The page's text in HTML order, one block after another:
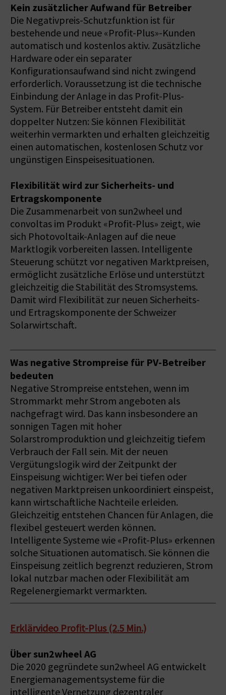
Kein zusätzlicher Aufwand für Betreiber
Die Negativpreis-Schutzfunktion ist für
bestehende und neue «Profit-Plus»-Kunden
automatisch und kostenlos aktiv. Zusätzliche
Hardware oder ein separater
Konfigurationsaufwand sind nicht zwingend
erforderlich. Voraussetzung ist die technische
Einbindung der Anlage in das Profit-Plus-
System. Für Betreiber entsteht damit ein
doppelter Nutzen: Sie können Flexibilität
weiterhin vermarkten und erhalten gleichzeitig
einen automatischen, kostenlosen Schutz vor
ungünstigen Einspeisesituationen.
Flexibilität wird zur Sicherheits- und
Ertragskomponente
Die Zusammenarbeit von sun2wheel und
convoltas im Produkt «Profit-Plus» zeigt, wie
sich Photovoltaik-Anlagen auf die neue
Marktlogik vorbereiten lassen. Intelligente
Steuerung schützt vor negativen Marktpreisen,
ermöglicht zusätzliche Erlöse und unterstützt
gleichzeitig die Stabilität des Stromsystems.
Damit wird Flexibilität zur neuen Sicherheits-
und Ertragskomponente der Schweizer
Solarwirtschaft.
Was negative Strompreise für PV-Betreiber
bedeuten
Negative Strompreise entstehen, wenn im
Strommarkt mehr Strom angeboten als
nachgefragt wird. Das kann insbesondere an
sonnigen Tagen mit hoher
Solarstromproduktion und gleichzeitig tiefem
Verbrauch der Fall sein. Mit der neuen
Vergütungslogik wird der Zeitpunkt der
Einspeisung wichtiger: Wer bei tiefen oder
negativen Marktpreisen unkoordiniert einspeist,
kann wirtschaftliche Nachteile erleiden.
Gleichzeitig entstehen Chancen für Anlagen, die
flexibel gesteuert werden können.
Intelligente Systeme wie «Profit-Plus» erkennen
solche Situationen automatisch. Sie können die
Einspeisung zeitlich begrenzt reduzieren, Strom
lokal nutzbar machen oder Flexibilität am
Regelenergiemarkt vermarkten.
Erklärvideo Profit-Plus (2.5 Min.)
Über sun2wheel AG
Die 2020 gegründete sun2wheel AG entwickelt
Energiemanagementsysteme für die
intelligente Vernetzung dezentraler